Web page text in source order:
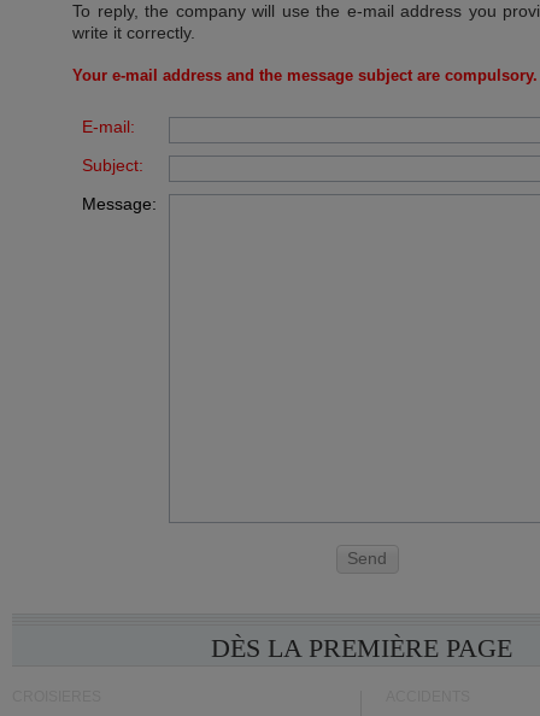
To reply, the company will use the e-mail address you
write it correctly.
Your e-mail address and the message subject are compulsory.
E-mail:
Subject:
Message:
Send
DÈS LA PREMIÈRE PAGE